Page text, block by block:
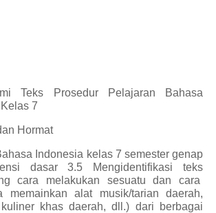
Teks Prosedur Pelajaran Bahasa
7
Hormat
Indonesia kelas 7 semester genap
dasar 3.5 Mengidentifikasi teks
cara melakukan sesuatu dan cara
memainkan alat musik/tarian daerah,
khas daerah, dll.) dari berbagai